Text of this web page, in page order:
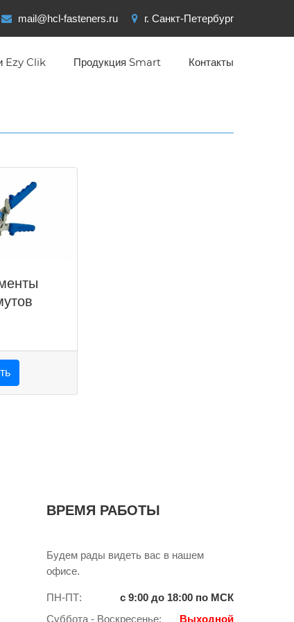
mail@hcl-fasteners.ru г. Санкт-Петербург
Ezy Clik Продукция Smart Контакты
ВРЕМЯ РАБОТЫ
Будем рады видеть вас в нашем
офисе.
ПН-ПТ:
с 9:00 до 18:00 по МСК
Суббота - Воскресенье:
Выходной